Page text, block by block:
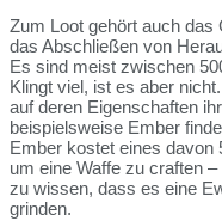
Zum Loot gehört auch das
das Abschließen von
Es sind meist zwischen
Klingt viel, ist es aber
auf deren Eigenschaften
beispielsweise Ember
Ember kostet eines davon
um eine Waffe zu craften
zu wissen, dass es eine
grinden.